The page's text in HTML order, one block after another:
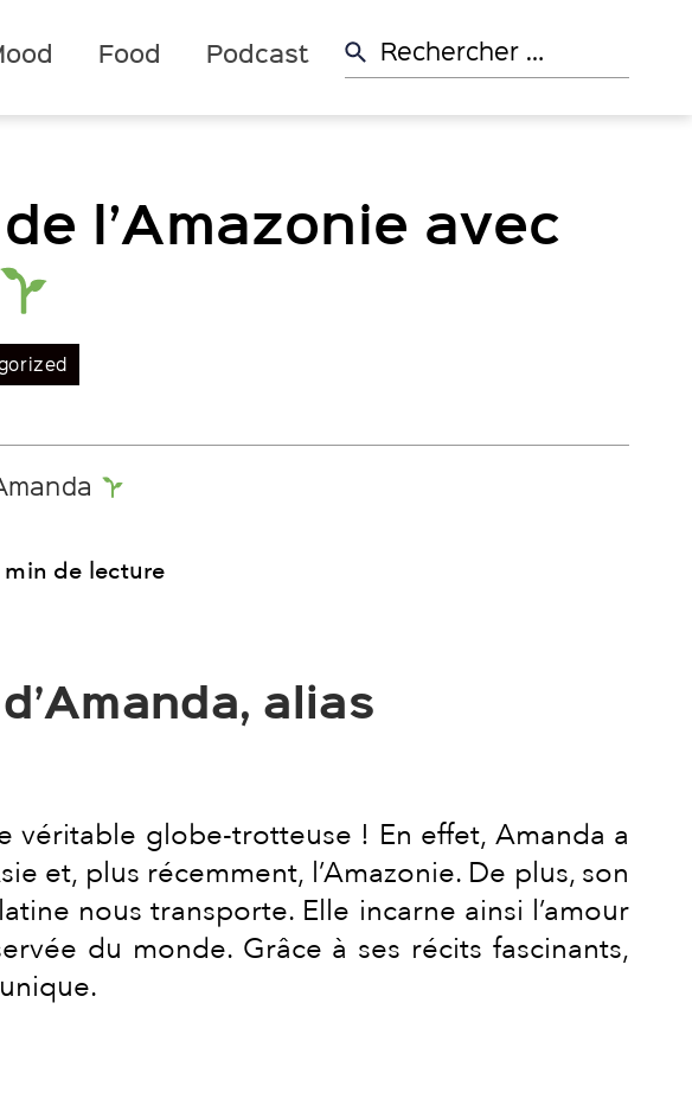
Food Podcast Rechercher:
l’Amazonie avec
min de lecture
alias
véritable globe-trotteuse ! En effet, Amanda a
et, plus récemment, l’Amazonie. De plus, son
nous transporte. Elle incarne ainsi l’amour
du monde. Grâce à ses récits fascinants,